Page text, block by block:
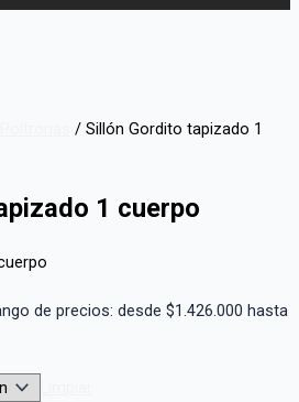
/ Sillón Gordito tapizado 1
1 cuerpo
de precios: desde $1.426.000 hasta